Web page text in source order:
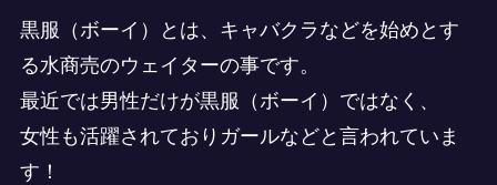
黒服（ボーイ）とは、キャバクラなどを始めとす
る水商売のウェイターの事です。
最近では男性だけが黒服（ボーイ）ではなく、
女性も活躍されておりガールなどと言われていま
す！